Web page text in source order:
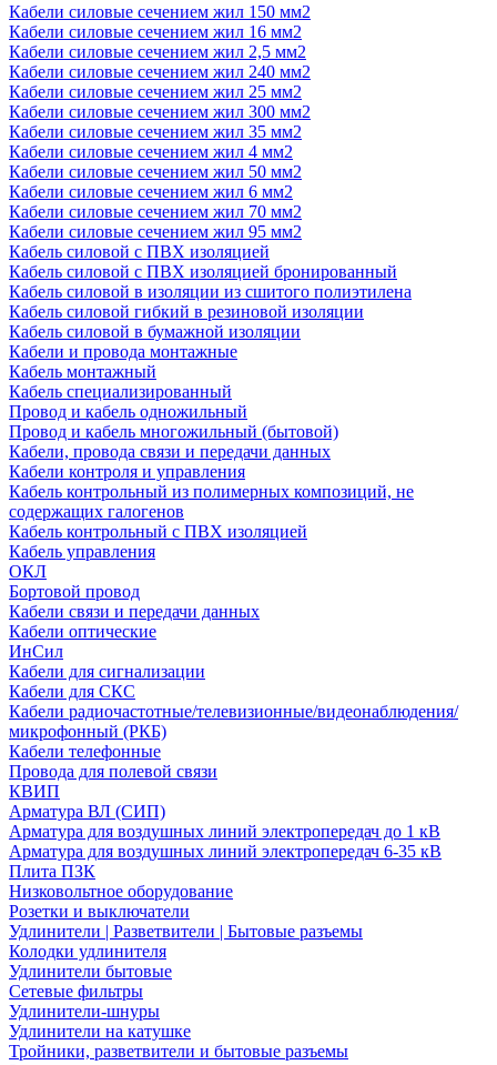
Кабели силовые сечением жил 150 мм2
Кабели силовые сечением жил 16 мм2
Кабели силовые сечением жил 2,5 мм2
Кабели силовые сечением жил 240 мм2
Кабели силовые сечением жил 25 мм2
Кабели силовые сечением жил 300 мм2
Кабели силовые сечением жил 35 мм2
Кабели силовые сечением жил 4 мм2
Кабели силовые сечением жил 50 мм2
Кабели силовые сечением жил 6 мм2
Кабели силовые сечением жил 70 мм2
Кабели силовые сечением жил 95 мм2
Кабель силовой с ПВХ изоляцией
Кабель силовой с ПВХ изоляцией бронированный
Кабель силовой в изоляции из сшитого полиэтилена
Кабель силовой гибкий в резиновой изоляции
Кабель силовой в бумажной изоляции
Кабели и провода монтажные
Кабель монтажный
Кабель специализированный
Провод и кабель одножильный
Провод и кабель многожильный (бытовой)
Кабели, провода связи и передачи данных
Кабели контроля и управления
Кабель контрольный из полимерных композиций, не
содержащих галогенов
Кабель контрольный с ПВХ изоляцией
Кабель управления
ОКЛ
Бортовой провод
Кабели связи и передачи данных
Кабели оптические
ИнСил
Кабели для сигнализации
Кабели для СКС
Кабели радиочастотные/телевизионные/видеонаблюдения/
микрофонный (РКБ)
Кабели телефонные
Провода для полевой связи
КВИП
Арматура ВЛ (СИП)
Арматура для воздушных линий электропередач до 1 кВ
Арматура для воздушных линий электропередач 6-35 кВ
Плита ПЗК
Низковольтное оборудование
Розетки и выключатели
Удлинители | Разветвители | Бытовые разъемы
Колодки удлинителя
Удлинители бытовые
Сетевые фильтры
Удлинители-шнуры
Удлинители на катушке
Тройники, разветвители и бытовые разъемы